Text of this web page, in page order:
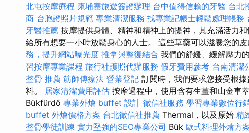
北屯按摩療程 柬埔寨旅遊簽證辦理 台中值得信賴的牙醫 台北
商 台胞證照片規範 專業清潔服務 找專業記帳士輕鬆處理帳務
牙醫推薦 按摩提供身體、精神和精神上的提神，其充滿活力
給所有想要一小時放鬆身心的人士。 這些草藥可以滋養您的
務，提升網站曝光度 推拿與整復結合 我們的舒緩、緩解壓力
習按摩專業課程 旅行社護照代辦服務 假牙費用參考 台南清潔
整骨 推薦 筋師傅療法 營業登記 訂閱時，我們要求您接受根
料。 居家清潔費用評估 按摩過程中，使用含有生薑和山金車
Bükfürdő 專業外燴 buffet 設計 徵信社服務 學習專業數位行
buffet 外燴價格方案 台北徵信社推薦 Thermal，以及原始 精
整骨學徒訓練 實力堅強的SEO專業公司 Bük 歐式料理外燴方